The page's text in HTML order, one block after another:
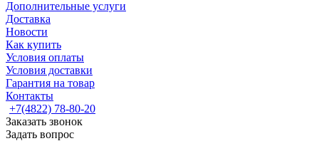
Дополнительные услуги
Доставка
Новости
Как купить
Условия оплаты
Условия доставки
Гарантия на товар
Контакты
+7(4822) 78-80-20
Заказать звонок
Задать вопрос